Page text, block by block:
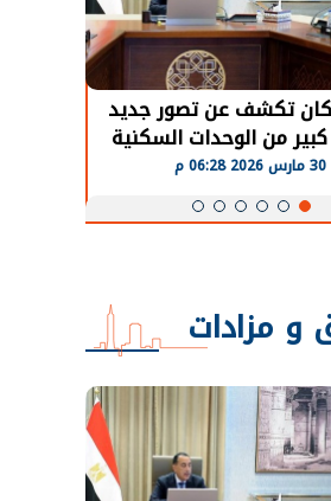
تكشف عن تصور جديد
من الوحدات السكنية
بنظام الإيجار
و مزادات